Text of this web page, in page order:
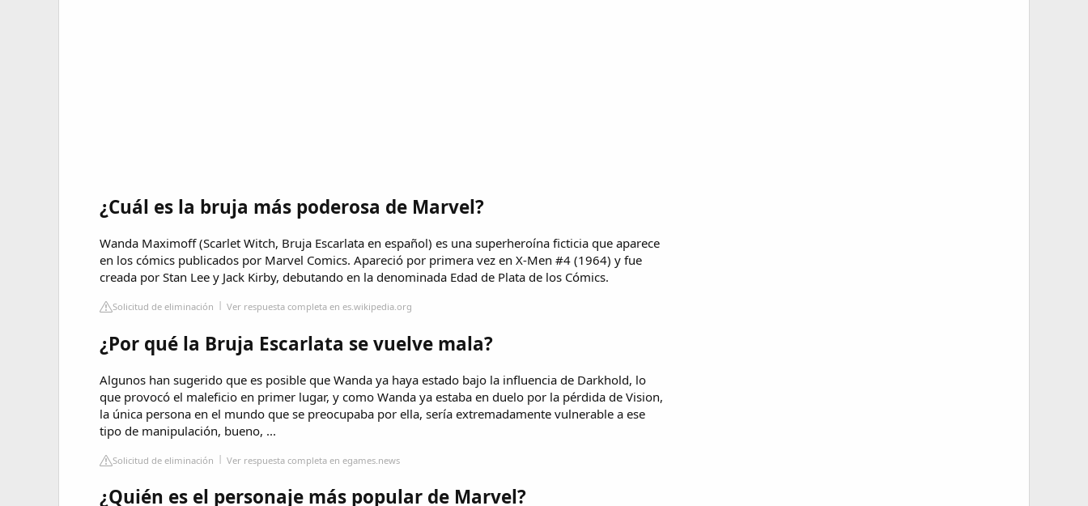
¿Cuál es la bruja más poderosa de Marvel?
Wanda Maximoff (Scarlet Witch, Bruja Escarlata en español) es una superheroína ficticia que aparece
en los cómics publicados por Marvel Comics. Apareció por primera vez en X-Men #4 (1964) y fue
creada por Stan Lee y Jack Kirby, debutando en la denominada Edad de Plata de los Cómics.
Solicitud de eliminación Ver respuesta completa en es.wikipedia.org
¿Por qué la Bruja Escarlata se vuelve mala?
Algunos han sugerido que es posible que Wanda ya haya estado bajo la influencia de Darkhold, lo
que provocó el maleficio en primer lugar, y como Wanda ya estaba en duelo por la pérdida de Vision,
la única persona en el mundo que se preocupaba por ella, sería extremadamente vulnerable a ese
tipo de manipulación, bueno, ...
Solicitud de eliminación Ver respuesta completa en egames.news
¿Quién es el personaje más popular de Marvel?